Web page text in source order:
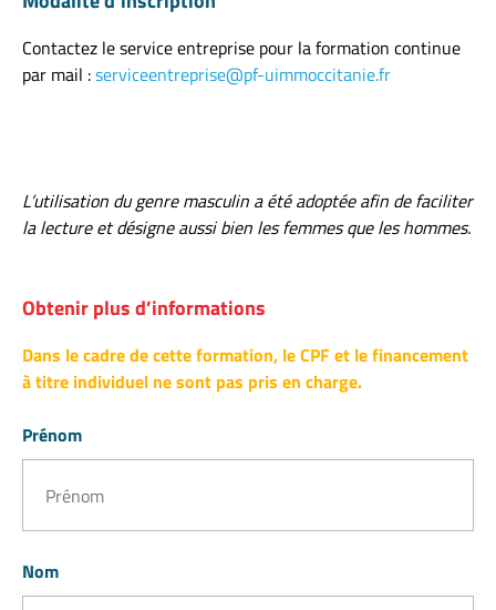
Contactez le service entreprise pour la formation continue
par mail :serviceentreprise@pf-uimmoccitanie.fr
L’utilisation du genre masculin a été adoptée afin de faciliter
la lecture et désigne aussi bien les femmes que les hommes.
Obtenir plus d’informations
Dans le cadre de cette formation, le CPF et le financement
à titre individuel ne sont pas pris en charge.
Prénom
Nom